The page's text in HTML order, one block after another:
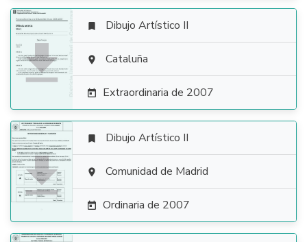

 Dibujo Artístico II
 Cataluña
 Extraordinaria de 2007

 Dibujo Artístico II
 Comunidad de Madrid
 Ordinaria de 2007